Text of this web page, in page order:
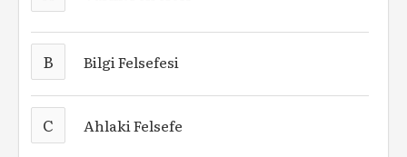
B Bilgi Felsefesi
C Ahlaki Felsefe